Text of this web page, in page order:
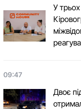
У
09:47
Двоє